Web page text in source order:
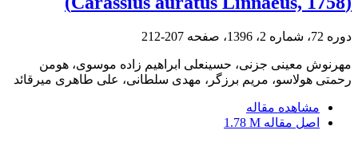
دوره 72، شماره 2، 1396، صفحه 207-212
مهرنوش معینی جزنی، حسینعلی ابراهیم زاده موسوی، هومن
رحمتی هولاسو، مریم برزگر، مهدی سلطانی، علی طاهری میرقائد
مشاهده مقاله
اصل مقاله 1.78 M